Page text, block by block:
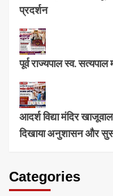
प्रदर्शन
पूर्व राज्यपाल स्व.
आदर्श विद्या मंदिर
दिखाया अनुशासन और
Categories